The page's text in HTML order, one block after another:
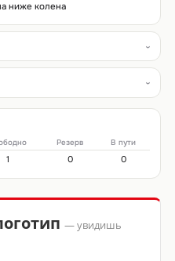
ниже колена
Резерв В пути
1 0 0
— увидишь